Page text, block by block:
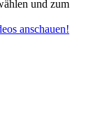
und zum
anschauen!